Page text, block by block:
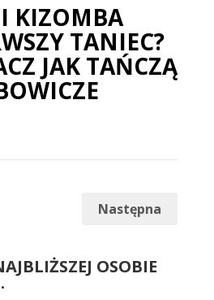
KIZOMBA
TANIEC?
JAK TAŃCZĄ
Następna
OSOBIE